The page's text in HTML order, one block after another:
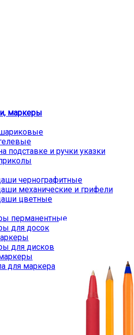
маркеры
подставке и ручки указки
чернографитные
механические и грифели
цветные
перманентные
для досок
для дисков
для маркера